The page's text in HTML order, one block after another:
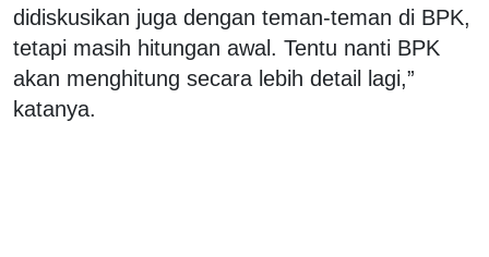
didiskusikan juga dengan teman-teman di BPK,
tetapi masih hitungan awal. Tentu nanti BPK
akan menghitung secara lebih detail lagi,”
katanya.